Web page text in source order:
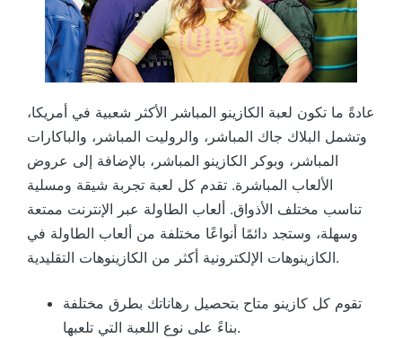
عادةً ما تكون لعبة الكازينو المباشر الأكثر شعبية في أمريكا،
وتشمل البلاك جاك المباشر، والروليت المباشر، والباكارات
المباشر، وبوكر الكازينو المباشر، بالإضافة إلى عروض
الألعاب المباشرة. تقدم كل لعبة تجربة شيقة ومسلية
تناسب مختلف الأذواق. ألعاب الطاولة عبر الإنترنت ممتعة
وسهلة، وستجد دائمًا أنواعًا مختلفة من ألعاب الطاولة في
الكازينوهات الإلكترونية أكثر من الكازينوهات التقليدية.
تقوم كل كازينو متاح بتحصيل رهاناتك بطرق مختلفة
بناءً على نوع اللعبة التي تلعبها.